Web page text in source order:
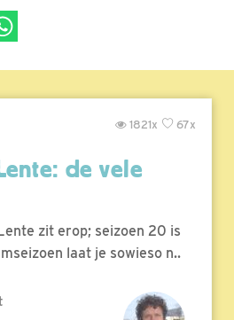
67x
1821x
de vele
zit erop; seizoen 20 is
laat je sowieso n..